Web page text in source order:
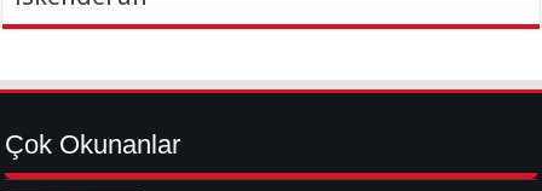
Çok Okunanlar